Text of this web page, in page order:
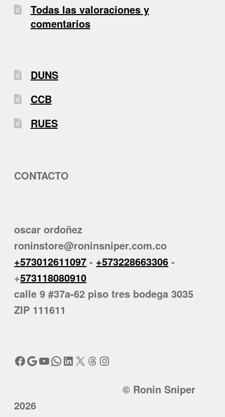
Todas las valoraciones y
comentarios
DUNS
CCB
RUES
CONTACTO
oscar ordoñez
roninstore@roninsniper.com.co
+573012611097 - +573228663306 -
+573118080910
calle 9 #37a-62 piso tres bodega 3035
ZIP 111611
Facebook
Google
YouTube
WhatsApp
LinkedIn
X Threads
Instagram
© Ronin Sniper
2026